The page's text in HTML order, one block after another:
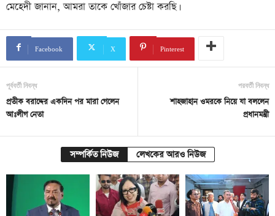
মেহেদী জানান, আমরা তাকে খোঁজার চেষ্টা করছি।
Facebook X Pinterest
পূর্ববর্তী নিবন্ধ
প্রতীক বরাদ্দের একদিন পর মারা গেলেন
আঃলীগ নেতা
পরবর্তী নিবন্ধ
শাহজাহান ওমরকে নিয়ে যা বললেন
প্রধানমন্ত্রী
সম্পর্কিত নিউজ লেখকের আরও নিউজ